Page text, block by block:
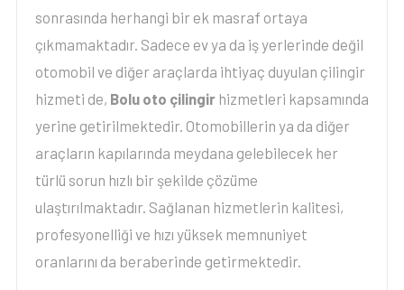
sonrasında herhangi bir ek masraf ortaya
çıkmamaktadır. Sadece ev ya da iş yerlerinde değil
otomobil ve diğer araçlarda ihtiyaç duyulan çilingir
hizmeti de, Bolu oto çilingirhizmetleri kapsamında
yerine getirilmektedir. Otomobillerin ya da diğer
araçların kapılarında meydana gelebilecek her
türlü sorun hızlı bir şekilde çözüme
ulaştırılmaktadır. Sağlanan hizmetlerin kalitesi,
profesyonelliği ve hızı yüksek memnuniyet
oranlarını da beraberinde getirmektedir.